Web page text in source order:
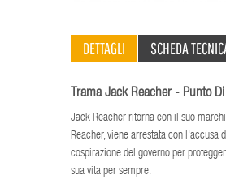
DETTAGLI SCHEDA
Trama Jack Reacher - Punto
Jack Reacher ritorna con il suo
Reacher, viene arrestata con l'accusa
cospirazione del governo per
sua vita per sempre.